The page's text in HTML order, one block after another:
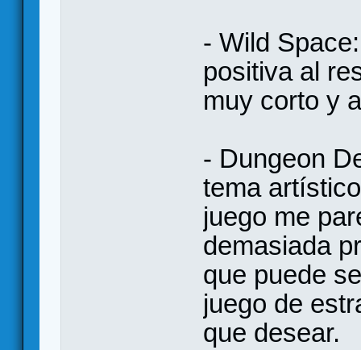
- Wild
positiva al
muy corto y
- Dungeon
tema
juego me
demasiada
que puede
juego de
que desear.